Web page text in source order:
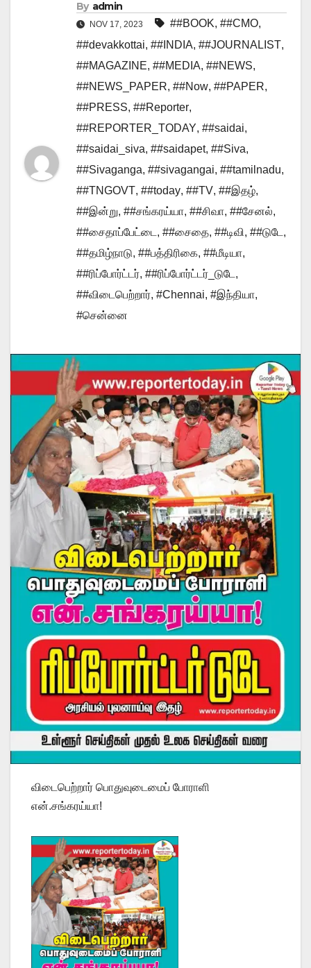
By admin
NOV 17, 2023 ##BOOK, ##CMO,
##devakkottai, ##INDIA, ##JOURNALIST,
##MAGAZINE, ##MEDIA, ##NEWS,
##NEWS_PAPER, ##Now, ##PAPER,
##PRESS, ##Reporter,
##REPORTER_TODAY, ##saidai,
##saidai_siva, ##saidapet, ##Siva,
##Sivaganga, ##sivagangai, ##tamilnadu,
##TNGOVT, ##today, ##TV, ##இதழ்,
##இன்று, ##சங்கரய்யா, ##சிவா, ##சேனல்,
##சைதாப்பேட்டை , ##சைதை, ##டிவி, ##டுடே ,
##தமிழ்நாடு, ##பத்திரிகை, ##மீடியா,
##ரிப்போர்ட்டர், ##ரிப்போர்ட்டர்_டுடே ,
##விடைபெற்றார், #Chennai, #இந்தியா,
#சென்னை
விடைபெற்றார் பொதுவுடைமைப் போராளி
என்.சங்கரய்யா!